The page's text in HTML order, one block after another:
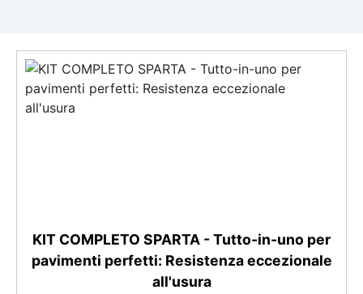
KIT COMPLETO SPARTA - Tutto-in-uno per
pavimenti perfetti: Resistenza eccezionale
all'usura